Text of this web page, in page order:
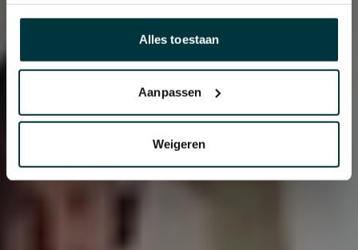
Alles toestaan
Aanpassen
Weigeren